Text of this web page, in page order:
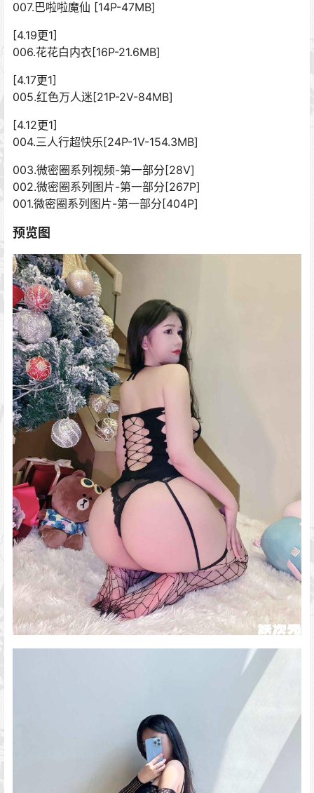
007.巴啦啦魔仙 [14P-47MB]
[4.19更1]
006.花花白内衣[16P-21.6MB]
[4.17更1]
005.红色万人迷[21P-2V-84MB]
[4.12更1]
004.三人行超快乐[24P-1V-154.3MB]
003.微密圈系列视频-第一部分[28V]
002.微密圈系列图片-第一部分[267P]
001.微密圈系列图片-第一部分[404P]
预览图